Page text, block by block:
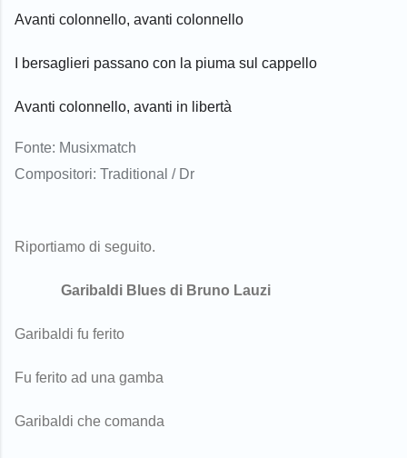
Avanti colonnello, avanti colonnello
I bersaglieri passano con la piuma sul cappello
Avanti colonnello, avanti in libertà
Fonte: Musixmatch
Compositori: Traditional / Dr
Riportiamo di seguito.
Garibaldi Blues di Bruno Lauzi
Garibaldi fu ferito
Fu ferito ad una gamba
Garibaldi che comanda